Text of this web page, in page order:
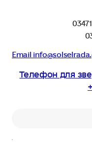
Email
Телефон для